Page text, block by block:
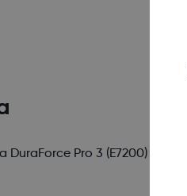
DuraForce Pro 3 (E7200)